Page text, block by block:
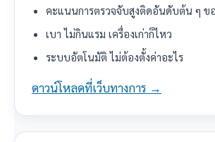
คะแนนการตรวจจับสูงติดอันดับต้น ๆ ขอ
เบา ไม่กินแรม เครื่องเก่าก็ไหว
ระบบอัตโนมัติ ไม่ต้องตั้งค่าอะไร
ดาวน์โหลดที่เว็บทางการ →